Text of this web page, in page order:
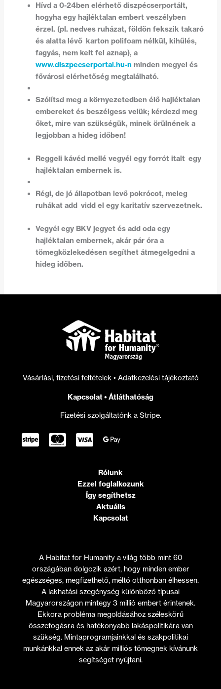
Hívd a 0-24ben elérhető diszpécserportált,
hogyha egy hajléktalan embert veszélyben
érzel. (pl. nedves ruházat, földön fekszik takaró
és alatta lévő karton polifoam nélkül, kihűlés,
fagyás, nem kelt fel aznap), a
www.diszpecserportal.hu-n minden megyei és
fővárosi elérhetőség megtalálható.
Szólítsd meg a környezetedben élő hajléktalan
embereket és beszélgess velük; kérdezd meg
őket, mire van szükségük, minek örülnének a
legjobban a hideg időben!
Reggeli kávéd mellé vegyél egy forrót italt egy
hajléktalan embernek is.
Régi, de jó állapotban levő pokrócot, meleg
ruhákat add vidd el egy karitatív szervezetnek.
Vegyél egy BKV jegyet és add oda egy
hajléktalan embernek, akár pár óra a
tömegközlekedésen segíthet átmegelgedni a
hideg időben.
Vásárlási, fizetési feltételek • Adatkezelési tájékoztató
Kapcsolat• Átláthatóság
Fizetési szolgáltatónk a Stripe.
Rólunk
Ezzel foglalkozunk
Így segíthetsz
Aktuális
Kapcsolat
A Habitat for Humanity a világ több mint 60
országában dolgozik azért, hogy minden ember
egészséges, megfizethető, méltó otthonban élhessen.
A lakhatási szegénység különböző típusai
Magyarországon mintegy 3 millió embert érintenek.
Ekkora probléma megoldásához széleskörű
összefogásra és hatékonyabb lakáspolitikára van
szükség. Mintaprogramjainkkal és szakpolitikai
munkánkkal ennek az akár milliós tömegnek kívánunk
segítséget nyújtani.